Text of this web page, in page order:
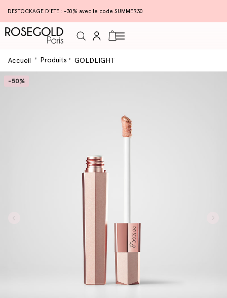
DESTOCKAGE D'ETE : -30% avec le code SUMMER30
ConnexionPanier
Accueil Produits GOLDLIGHT
-50%